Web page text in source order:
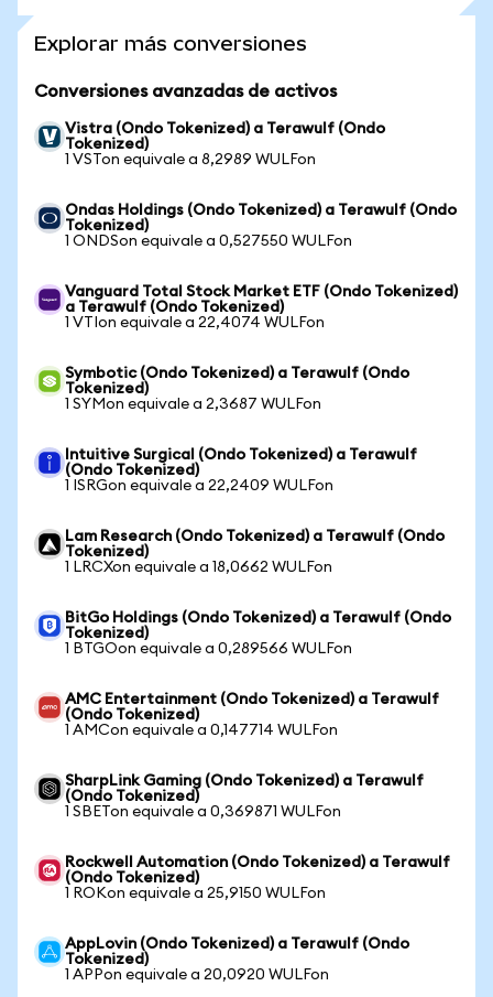
Explorar más conversiones
Conversiones avanzadas de activos
Vistra (Ondo Tokenized) a Terawulf (Ondo
Tokenized)
1 VSTon equivale a 8,2989 WULFon
Ondas Holdings (Ondo Tokenized) a Terawulf (Ondo
Tokenized)
1 ONDSon equivale a 0,527550 WULFon
Vanguard Total Stock Market ETF (Ondo Tokenized)
a Terawulf (Ondo Tokenized)
1 VTIon equivale a 22,4074 WULFon
Symbotic (Ondo Tokenized) a Terawulf (Ondo
Tokenized)
1 SYMon equivale a 2,3687 WULFon
Intuitive Surgical (Ondo Tokenized) a Terawulf
(Ondo Tokenized)
1 ISRGon equivale a 22,2409 WULFon
Lam Research (Ondo Tokenized) a Terawulf (Ondo
Tokenized)
1 LRCXon equivale a 18,0662 WULFon
BitGo Holdings (Ondo Tokenized) a Terawulf (Ondo
Tokenized)
1 BTGOon equivale a 0,289566 WULFon
AMC Entertainment (Ondo Tokenized) a Terawulf
(Ondo Tokenized)
1 AMCon equivale a 0,147714 WULFon
SharpLink Gaming (Ondo Tokenized) a Terawulf
(Ondo Tokenized)
1 SBETon equivale a 0,369871 WULFon
Rockwell Automation (Ondo Tokenized) a Terawulf
(Ondo Tokenized)
1 ROKon equivale a 25,9150 WULFon
AppLovin (Ondo Tokenized) a Terawulf (Ondo
Tokenized)
1 APPon equivale a 20,0920 WULFon